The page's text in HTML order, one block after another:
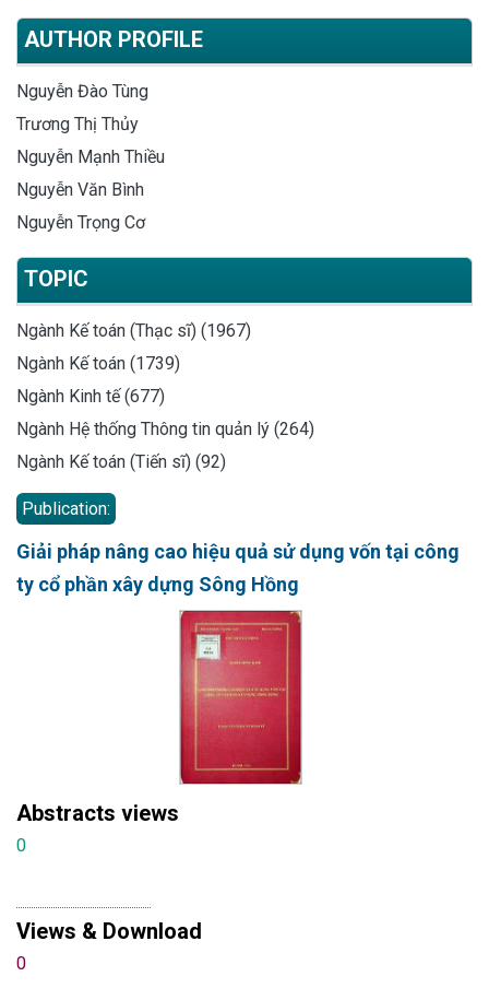
AUTHOR PROFILE
Nguyễn Đào Tùng
Trương Thị Thủy
Nguyễn Mạnh Thiều
Nguyễn Văn Bình
Nguyễn Trọng Cơ
TOPIC
Ngành Kế toán (Thạc sĩ) (1967)
Ngành Kế toán (1739)
Ngành Kinh tế (677)
Ngành Hệ thống Thông tin quản lý (264)
Ngành Kế toán (Tiến sĩ) (92)
Publication:
Giải pháp nâng cao hiệu quả sử dụng vốn tại công
ty cổ phần xây dựng Sông Hồng
Abstracts views
0
Views & Download
0